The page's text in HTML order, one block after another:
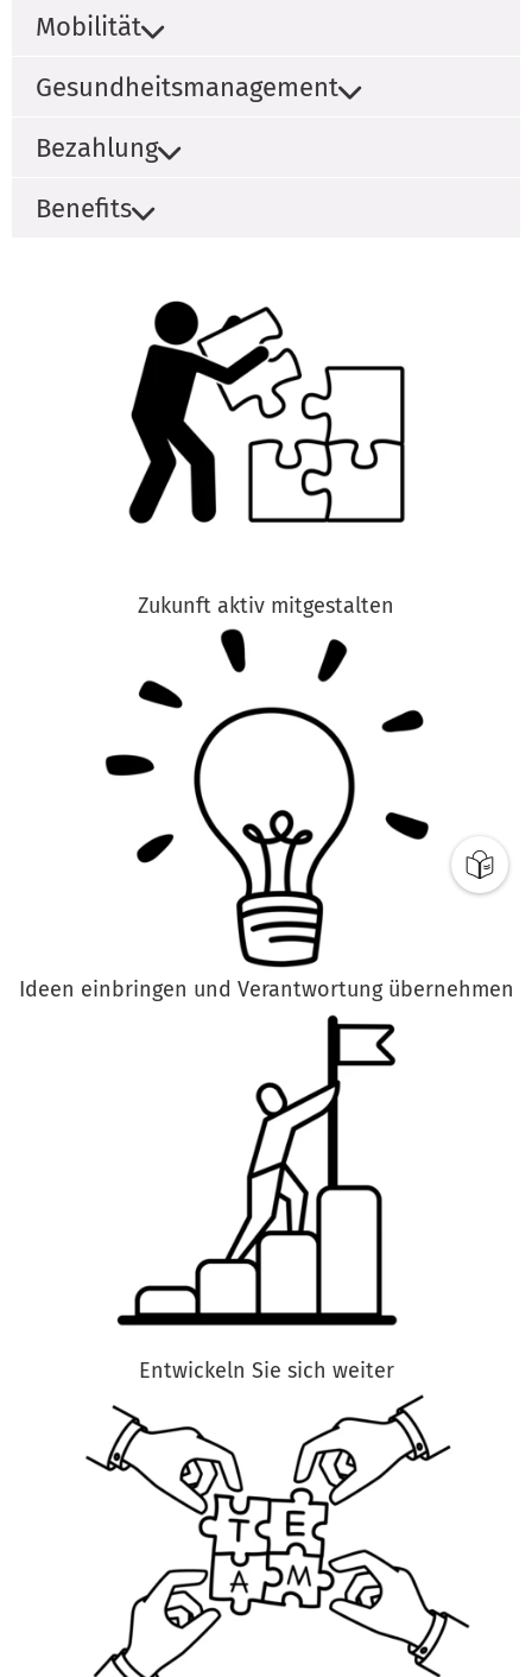
Mobilität
Gesundheitsmanagement
Bezahlung
Benefits
Zukunft aktiv mitgestalten
Ideen einbringen und Verantwortung übernehmen
Entwickeln Sie sich weiter